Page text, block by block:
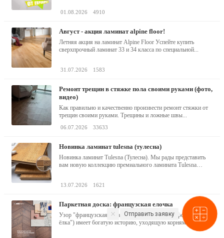
01.08.2026 4910
август - акция ламинат alpine floor!
Летняя акция на ламинат Alpine Floor Успейте купить
сверхпрочный ламинат 33 и 34 класса по специальной...
31.07.2026 1583
ремонт трещин в стяжке пола своими руками (фото,
видео)
Как правильно и качественно произвести ремонт стяжки от
трещин своими руками. Трещины и ложные швы...
06.07.2026 33633
новинка ламинат tulesna (тулесна)
Новинка ламинат Tulesna (Тулесна). Мы рады представить
вам новую коллекцию премиального ламината Tulesna
13.07.2026 1621
паркетная доска: французская елочка
Узор "французская ёлка" (или "французская версальская
ёлка") имеет богатую историю, уходящую корнями в эпоху
Отправить заявку